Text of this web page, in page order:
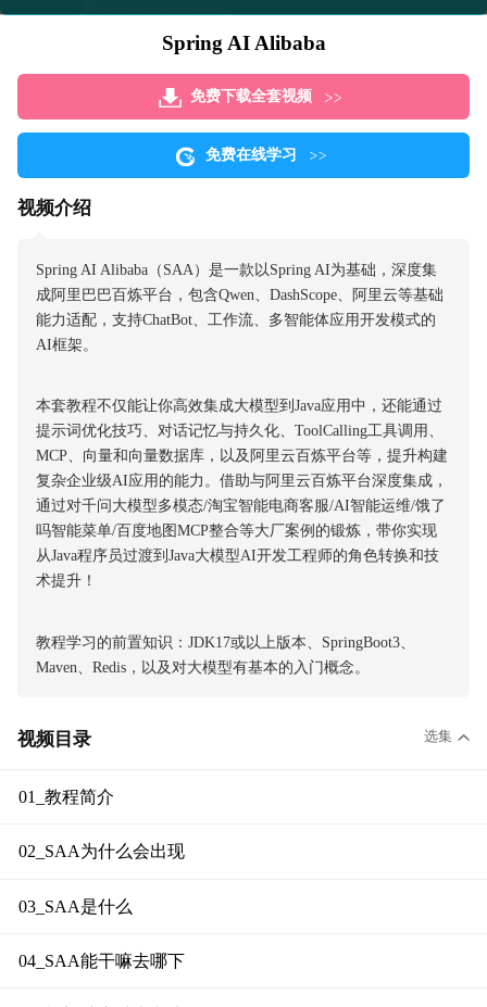
Spring AI Alibaba
免费下载全套视频
免费在线学习
视频介绍
Spring AI Alibaba（SAA）是一款以Spring AI为基础，深度集
成阿里巴巴百炼平台，包含Qwen、DashScope、阿里云等基础
能力适配，支持ChatBot、工作流、多智能体应用开发模式的
AI框架。
本套教程不仅能让你高效集成大模型到Java应用中，还能通过
提示词优化技巧、对话记忆与持久化、ToolCalling工具调用、
MCP、向量和向量数据库，以及阿里云百炼平台等，提升构建
复杂企业级AI应用的能力。借助与阿里云百炼平台深度集成，
通过对千问大模型多模态/淘宝智能电商客服/AI智能运维/饿了
吗智能菜单/百度地图MCP整合等大厂案例的锻炼，带你实现
从Java程序员过渡到Java大模型AI开发工程师的角色转换和技
术提升！
教程学习的前置知识：JDK17或以上版本、SpringBoot3、
Maven、Redis，以及对大模型有基本的入门概念。
视频目录 选集
01_教程简介
02_SAA为什么会出现
03_SAA是什么
04_SAA能干嘛去哪下